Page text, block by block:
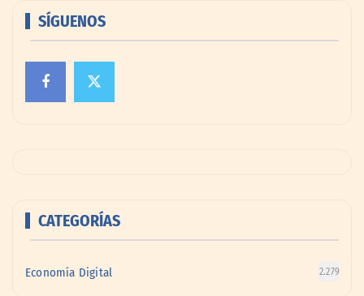
SÍGUENOS
CATEGORÍAS
Economía Digital 2.279